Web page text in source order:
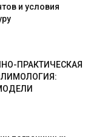
и условия
ПРАКТИЧЕСКАЯ